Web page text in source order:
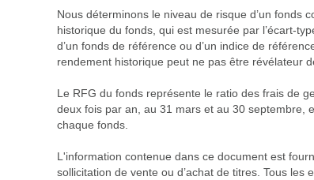
Nous déterminons le niveau de risque d’un fonds
historique du fonds, qui est mesurée par l’écart-
d’un fonds de référence ou d’un indice de
rendement historique peut ne pas être révélateur
Le RFG du fonds représente le ratio des frais de
deux fois par an, au 31 mars et au 30 septembre,
chaque fonds.
L'information contenue dans ce document est
sollicitation de vente ou d’achat de titres. Tous